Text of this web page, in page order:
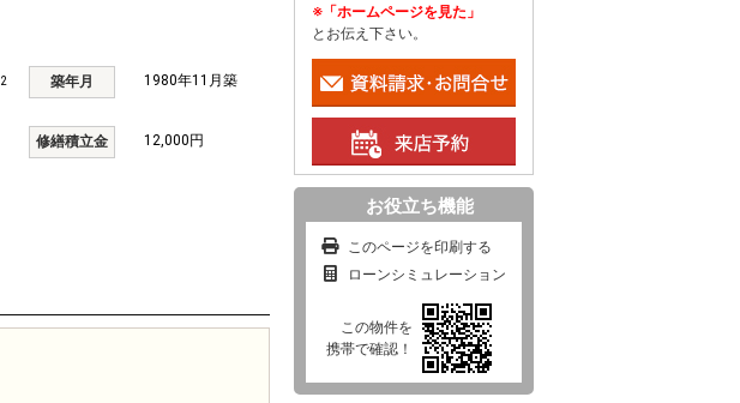
2 築年月 1980年11月築
修繕積立金 12,000円
※「ホームページを見た」
とお伝え下さい。
お役立ち機能
このページを印刷する
ローンシミュレーション
この物件を
携帯で確認！